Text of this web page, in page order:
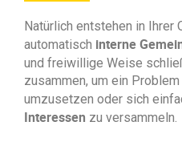
Natürlich entstehen in Ihrer
automatisch interne
und freiwillige Weise
zusammen, um ein
umzusetzen oder sich
Interessen zu versammeln.